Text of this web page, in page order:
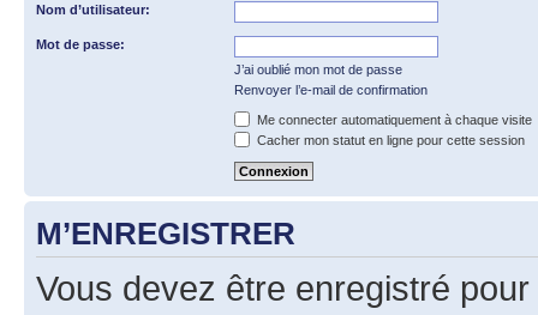
Nom d’utilisateur:
Mot de passe:
J’ai oublié mon mot de passe
Renvoyer l’e-mail de confirmation
Me connecter automatiquement à chaque visite
Cacher mon statut en ligne pour cette session
M’ENREGISTRER
Vous devez être enregistré